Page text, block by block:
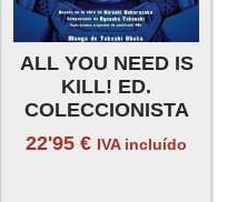
ALL YOU NEED IS
KILL! ED.
COLECCIONISTA
22'95€ IVA incluído